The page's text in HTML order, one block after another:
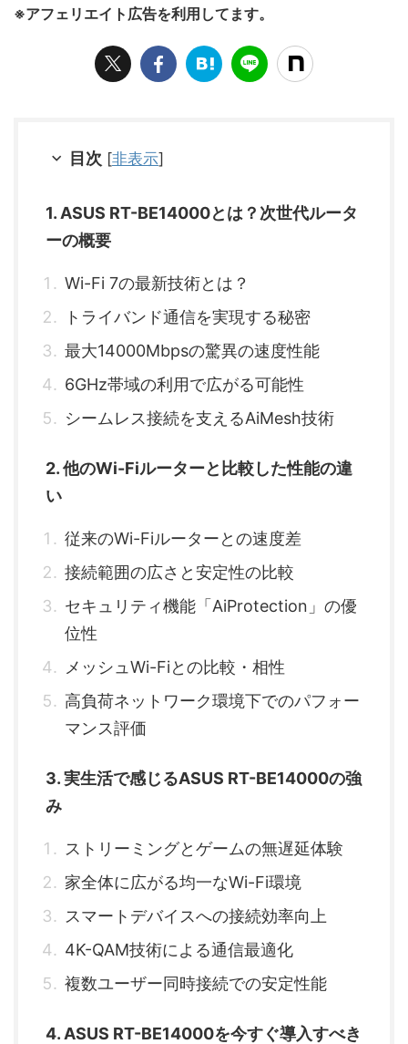
※アフェリエイト広告を利用してます。
目次 [非表示]
1. ASUS RT-BE14000とは？次世代ルータ
ーの概要
Wi-Fi 7の最新技術とは？
トライバンド通信を実現する秘密
最大14000Mbpsの驚異の速度性能
6GHz帯域の利用で広がる可能性
シームレス接続を支えるAiMesh技術
2. 他のWi-Fiルーターと比較した性能の違
い
従来のWi-Fiルーターとの速度差
接続範囲の広さと安定性の比較
セキュリティ機能「AiProtection」の優
位性
メッシュWi-Fiとの比較・相性
高負荷ネットワーク環境下でのパフォー
マンス評価
3. 実生活で感じるASUS RT-BE14000の強
み
ストリーミングとゲームの無遅延体験
家全体に広がる均一なWi-Fi環境
スマートデバイスへの接続効率向上
4K-QAM技術による通信最適化
複数ユーザー同時接続での安定性能
4. ASUS RT-BE14000を今すぐ導入すべき